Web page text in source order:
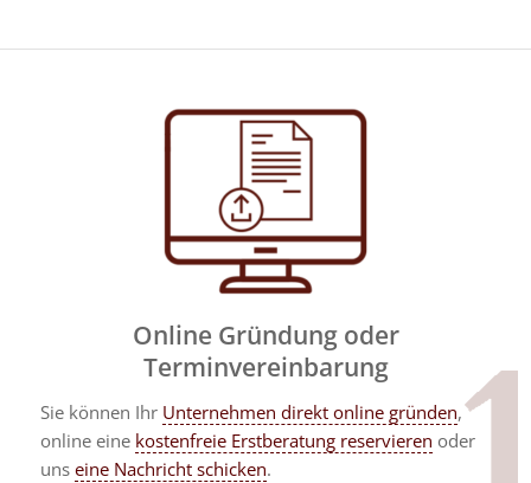
Online Gründung oder
Terminvereinbarung
Sie können Ihr Unternehmen direkt online gründen,
online eine kostenfreie Erstberatung reservieren oder
uns eine Nachricht schicken.